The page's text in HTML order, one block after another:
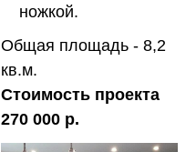
ножкой.
Общая площадь - 8,2
кв.м.
Стоимость проекта
270 000 р.